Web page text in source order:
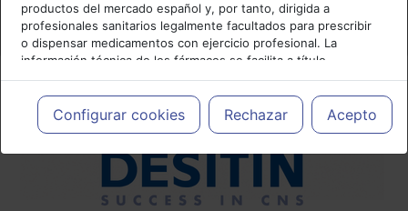
Cancelar
productos del mercado español y, por tanto, dirigida a
profesionales sanitarios legalmente facultados para prescribir
o dispensar medicamentos con ejercicio profesional. La
información técnica de los fármacos se facilita a título
meramente informativo, siendo responsabilidad de los
profesionales facultados prescribir medicamentos y decidir, en
cada caso concreto, el tratamiento más adecuado a las
necesidades del paciente.
Configurar cookies Rechazar Acepto